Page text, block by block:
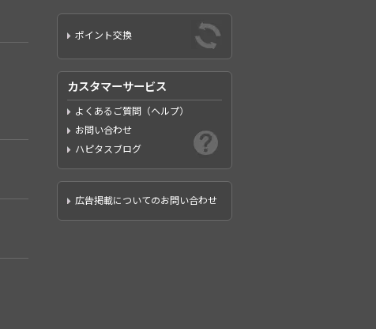
ポイント交換
カスタマーサービス
よくあるご質問（ヘルプ）
お問い合わせ
ハピタスブログ
広告掲載についてのお問い合わせ